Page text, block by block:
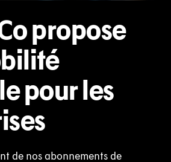
propose
pour les
de nos abonnements de